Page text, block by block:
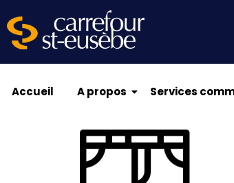
Accueil A propos Services